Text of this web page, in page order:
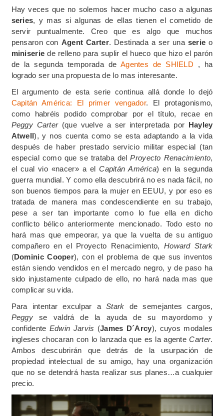
Hay veces que no solemos hacer mucho caso a algunas
series, y mas si algunas de ellas tienen el cometido de
servir puntualmente. Creo que es algo que muchos
pensaron con Agent Carter. Destinada a ser una serie o
miniserie de relleno para suplir el hueco que hizo el parón
de la segunda temporada de Agentes de SHIELD , ha
logrado ser una propuesta de lo mas interesante.
El argumento de esta serie continua allá donde lo dejó
Capitán América: El primer vengador. El protagonismo,
como habréis podido comprobar por el título, recae en
Peggy Carter(que vuelve a ser interpretada por Hayley
Atwell), y nos cuenta como se esta adaptando a la vida
después de haber prestado servicio militar especial (tan
especial como que se trataba delProyecto Renacimiento,
el cual vio «nacer» a elCapitán América) en la segunda
guerra mundial. Y como ella descubrirá no es nada fácil, no
son buenos tiempos para la mujer en EEUU, y por eso es
tratada de manera mas condescendiente en su trabajo,
pese a ser tan importante como lo fue ella en dicho
conflicto bélico anteriormente mencionado. Todo esto no
hará mas que empeorar, ya que la vuelta de su antiguo
compañero en el Proyecto Renacimiento, Howard Stark
(Dominic Cooper), con el problema de que sus inventos
están siendo vendidos en el mercado negro, y de paso ha
sido injustamente culpado de ello, no hará nada mas que
complicar su vida.
Para intentar exculpar aStark de semejantes cargos,
Peggy se valdrá de la ayuda de su mayordomo y
confidente Edwin Jarvis (James D´Arcy), cuyos modales
ingleses chocaran con lo lanzada que es la agenteCarter.
Ambos descubrirán que detrás de la usurpación de
propiedad intelectual de su amigo, hay una organización
que no se detendrá hasta realizar sus planes…a cualquier
precio.